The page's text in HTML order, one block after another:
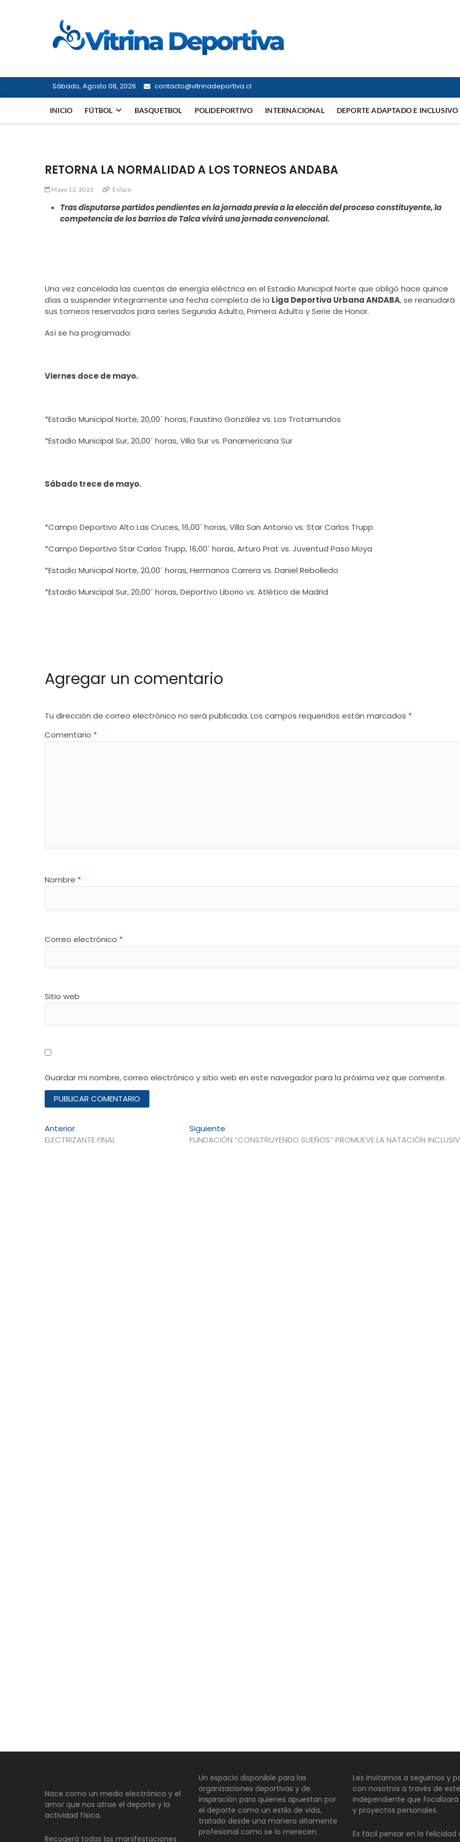
Sábado, Agosto 08, 2026 contacto@vitrinadeportiva.cl
INICIO FÚTBOL BASQUETBOL POLIDEPORTIVO INTERNACIONAL DEPORTE ADAPTADO E INCLUSIVO
RETORNA LA NORMALIDAD A LOS TORNEOS ANDABA
Mayo 12, 2023 Enlace
Tras disputarse partidos pendientes en la jornada previa a la elección del proceso constituyente, la
competencia de los barrios de Talca vivirá una jornada convencional.
Una vez cancelada las cuentas de energía eléctrica en el Estadio Municipal Norte que obligó hace quince
días a suspender íntegramente una fecha completa de la Liga Deportiva Urbana ANDABA, se reanudará
sus torneos reservados para series Segunda Adulto, Primera Adulto y Serie de Honor.
Así se ha programado:
Viernes doce de mayo.
*Estadio Municipal Norte, 20,00´ horas, Faustino González vs. Los Trotamundos
*Estadio Municipal Sur, 20,00´ horas, Villa Sur vs. Panamericana Sur
Sábado trece de mayo.
*Campo Deportivo Alto Las Cruces, 16,00´ horas, Villa San Antonio vs. Star Carlos Trupp
*Campo Deportivo Star Carlos Trupp, 16,00´ horas, Arturo Prat vs. Juventud Paso Moya
*Estadio Municipal Norte, 20,00´ horas, Hermanos Carrera vs. Daniel Rebolledo
*Estadio Municipal Sur, 20,00´ horas, Deportivo Liborio vs. Atlético de Madrid
Agregar un comentario
Tu dirección de correo electrónico no será publicada. Los campos requeridos están marcados *
Comentario *
Nombre *
Correo electrónico *
Sitio web
Guardar mi nombre, correo electrónico y sitio web en este navegador para la próxima vez que comente.
Navegación
de
AnteriorEntrada
anterior:
ELECTRIZANTE FINAL
Siguiente
siguiente:
FUNDACIÓN “CONSTRUYENDO SUEÑOS” PROMUEVE LA NATACIÓN
Nace como un medio electrónico y el
amor que nos atrae el deporte y la
actividad física.
Recogerá todas las manifestaciones
Un espacio disponible para las
organizaciones deportivas y de
inspiración para quienes apuestan por
el deporte como un estilo de vida,
tratado desde una manera altamente
profesional como se lo merecen.
Les invitamos a seguirnos y
con nosotros a través de
independiente que
y proyectos personales.
Es fácil pensar en la